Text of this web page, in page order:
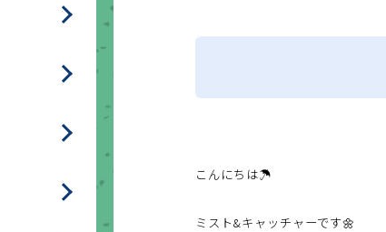
こんにちは☂️
ミスト&キャッチャーです🌼